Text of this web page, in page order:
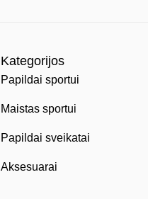
Kategorijos
Papildai sportui
Maistas sportui
Papildai sveikatai
Aksesuarai